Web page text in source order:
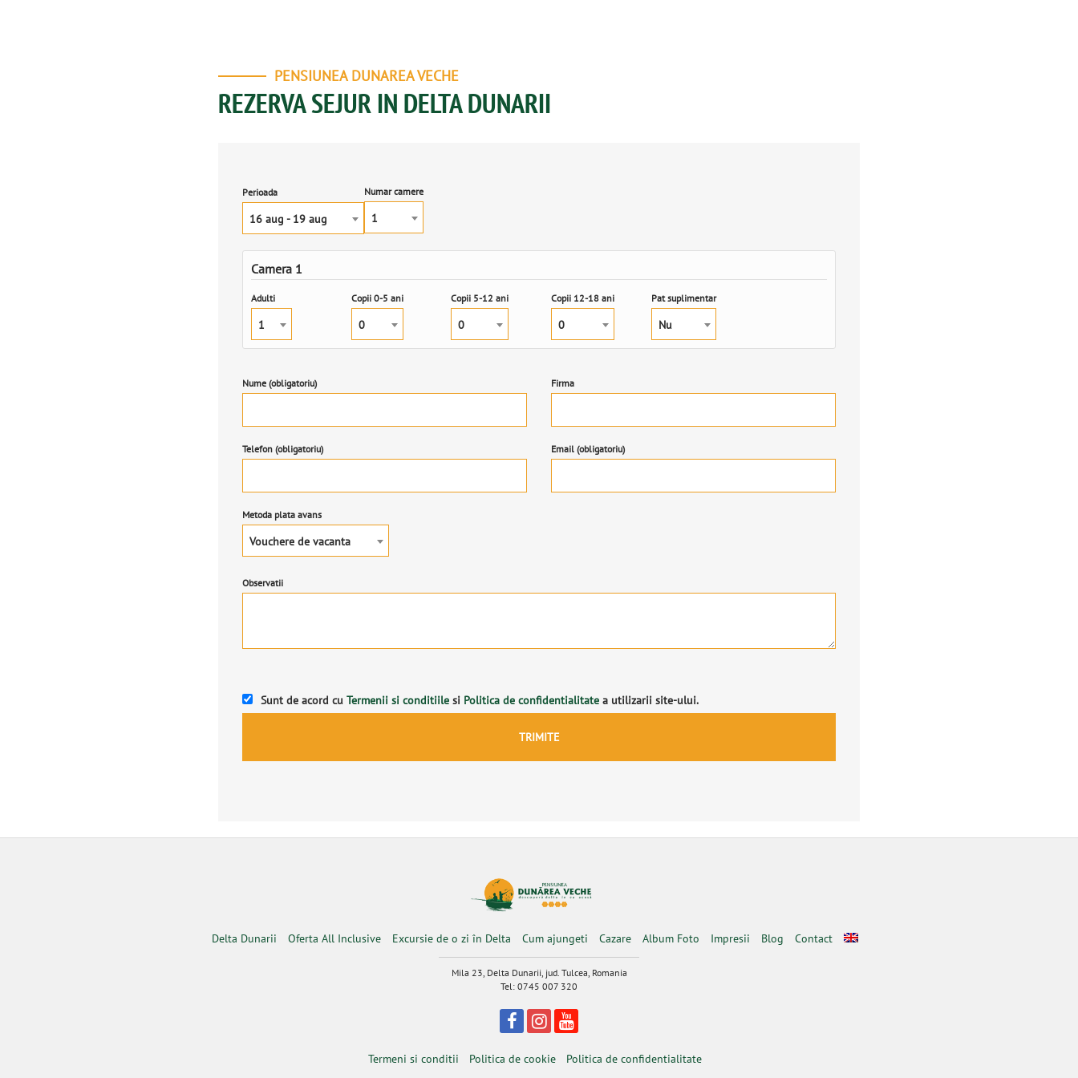
PENSIUNEA DUNAREA VECHE
REZERVA SEJUR IN DELTA DUNARII
Perioada
16 aug - 19 aug
Numar camere
1
Camera 1
Adulti
1
Copii 0-5 ani
0
Copii 5-12 ani
0
Copii 12-18 ani
0
Pat suplimentar
Nu
Nume (obligatoriu) Firma
Telefon (obligatoriu) Email (obligatoriu)
Metoda plata avans
Vouchere de vacanta
Observatii
Sunt de acord cu Termenii si conditiile si Politica de confidentialitate a utilizarii site-ului.
Delta Dunarii Oferta All Inclusive Excursie de o zi în Delta Cum ajungeti Cazare Album Foto Impresii Blog Contact
Mila 23, Delta Dunarii, jud. Tulcea, Romania
Tel: 0745 007 320
Termeni si conditii Politica de cookie Politica de confidentialitate